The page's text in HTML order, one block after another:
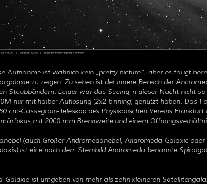
Aufnahme ist wahrlich kein pretty picture , aber es taugt
zu zeigen. Zu sehen ist der innere Bereich der
Staubbändern. Leider war das Seeing in dieser Nacht nicht
nur mit halber Auflösung (2x2 binning) genutzt haben. Das
cm-Cassegrain-Teleskop des Physikalischen Vereins
mit 2000 mm Brennweite und einem
(auch Großer Andromedanebel, Andromeda-Galaxie
ist eine nach dem Sternbild Andromeda benannte
Galaxie ist umgeben von mehr als zehn kleineren